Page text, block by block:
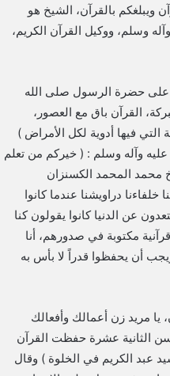
ويبلغكم بالقرآن، الشيخ هو
وسلم، ووكيل القرآن الكريم،
على حضرة الرسول صلى الله
القرآن باق مع العصور،
التي فيها أدوية لكل الأمراض )
وآله وسلم : ( خيركم من تعلم
محمد المحمد الكسنزان
دراويشنا عندما كانوا
عن الدنيا كانوا يقولون كنا
مكتوبة في صدورهم، أنا
أن يحفظوا قدراً لا بأس به
يا مريد زن أعمالك وأفعالك
سن الثانية عشرة حفظت القرآن
عبد الكريم في الخلوة ) وقال